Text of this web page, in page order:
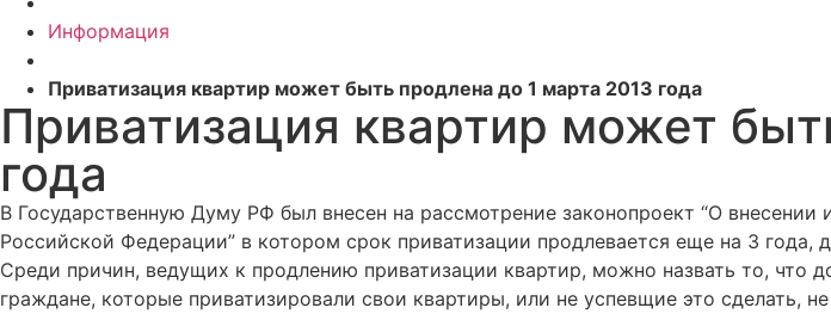
Информация
Приватизация квартир может быть продлена до 1 марта 2013 года
Приватизация квартир может
года
В Государственную Думу РФ был внесен на рассмотрение законопроект “О
Российской Федерации” в котором срок приватизации продлевается еще на 3 года,
Среди причин, ведущих к продлению приватизации квартир, можно назвать то, что
граждане, которые приватизировали свои квартиры, или не успевщие это сделать,